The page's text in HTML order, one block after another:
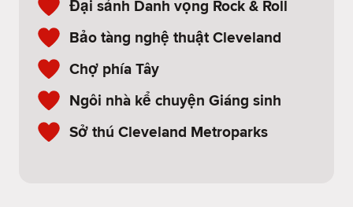
Đại sảnh Danh vọng Rock & Roll
Bảo tàng nghệ thuật Cleveland
Chợ phía Tây
Ngôi nhà kể chuyện Giáng sinh
Sở thú Cleveland Metroparks